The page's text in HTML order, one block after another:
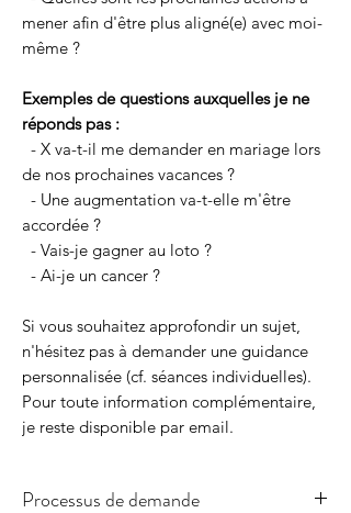
mener afin d'être plus aligné(e) avec moi-
même ?
Exemples de questions auxquelles je ne
réponds pas :
- X va-t-il me demander en mariage lors
de nos prochaines vacances ?
- Une augmentation va-t-elle m'être
accordée ?
- Vais-je gagner au loto ?
- Ai-je un cancer ?
Si vous souhaitez approfondir un sujet,
n'hésitez pas à demander une guidance
personnalisée (cf. séances individuelles).
Pour toute information complémentaire,
je reste disponible par email.
Processus de demande